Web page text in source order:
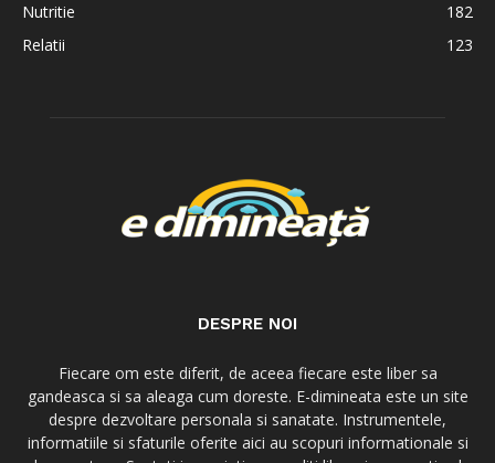
Nutritie
182
Relatii
123
DESPRE NOI
Fiecare om este diferit, de aceea fiecare este liber sa
gandeasca si sa aleaga cum doreste. E-dimineata este un site
despre dezvoltare personala si sanatate. Instrumentele,
informatiile si sfaturile oferite aici au scopuri informationale si